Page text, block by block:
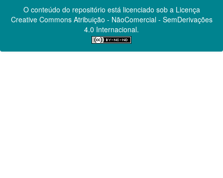
O conteúdo do repositório está licenciado sob a Licença
Creative CommonsAtribuição - NãoComercial - SemDerivações
4.0 Internacional.